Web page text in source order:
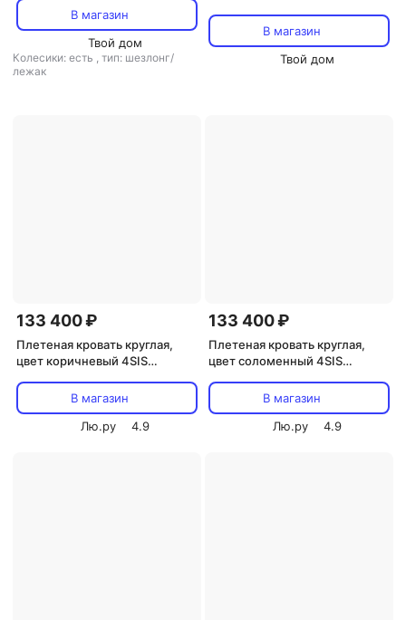
В магазин
Твой дом
Колесики: есть , тип: шезлонг/
лежак
В магазин
Твой дом
133 400 ₽
Плетеная кровать круглая,
цвет коричневый 4SIS
В магазин
Лю.ру
4.9
133 400 ₽
Плетеная кровать круглая,
цвет соломенный 4SIS
В магазин
Лю.ру
4.9